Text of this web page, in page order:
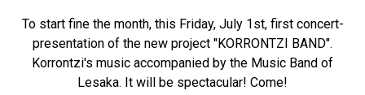
To start fine the month, this Friday, July 1st, first concert-
presentation of the new project "KORRONTZI BAND".
Korrontzi's music accompanied by the Music Band of
Lesaka. It will be spectacular! Come!